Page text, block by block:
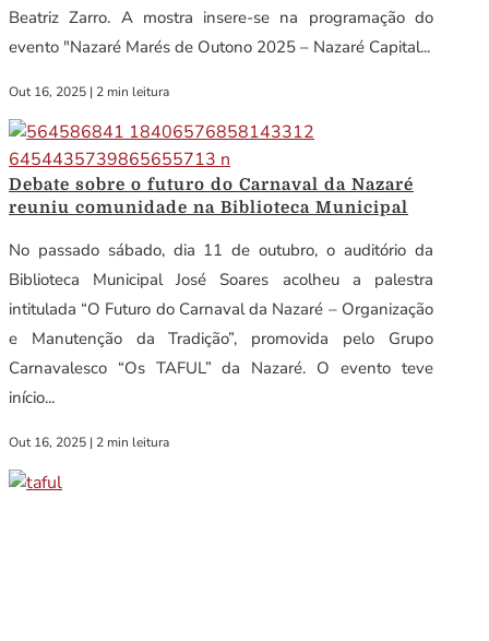
Beatriz Zarro. A mostra insere-se na programação do
evento "Nazaré Marés de Outono 2025 – Nazaré Capital...
Out 16, 2025 | 2 min leitura
Debate sobre o futuro do Carnaval da Nazaré
reuniu comunidade na Biblioteca Municipal
No passado sábado, dia 11 de outubro, o auditório da
Biblioteca Municipal José Soares acolheu a palestra
intitulada “O Futuro do Carnaval da Nazaré – Organização
e Manutenção da Tradição”, promovida pelo Grupo
Carnavalesco “Os TAFUL” da Nazaré. O evento teve
início...
Out 16, 2025 | 2 min leitura